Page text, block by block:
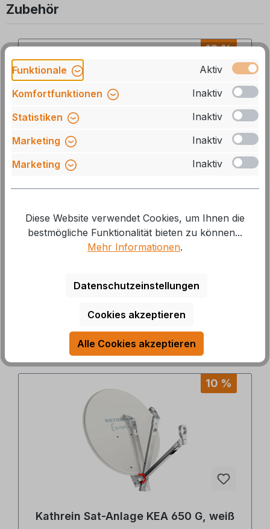
Zubehör
Produktgalerie überspringen 10 %
Art.Nr.: 72356
12,60 €* 14,00 €*
Ähnliche Produkte
10 %
Kathrein Sat-Anlage KEA 650 G, weiß
Funktionale
Aktiv
Komfortfunktionen
Inaktiv
Statistiken
Inaktiv
Marketing
Inaktiv
Marketing
Inaktiv
Diese Website verwendet Cookies, um Ihnen die
bestmögliche Funktionalität bieten zu können...
Mehr Informationen.
Datenschutzeinstellungen
Cookies akzeptieren
Alle Cookies akzeptieren